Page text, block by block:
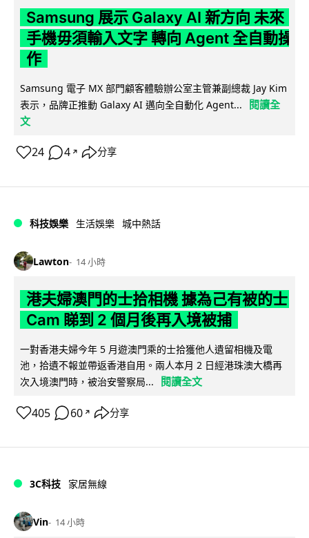
Samsung 展示 Galaxy AI 新方向 未來
手機毋須輸入文字 轉向 Agent 全自動操
作
Samsung 電子 MX 部門顧客體驗辦公室主管兼副總裁 Jay Kim
表示，品牌正推動 Galaxy AI 邁向全自動化 Agent...
閱讀全
文
24 4 ↗ 分享
科技娛樂 生活娛樂 城中熱話
Lawton 14 小時
港夫婦澳門的士拾相機 據為己有被的士
Cam 睇到 2 個月後再入境被捕
一對香港夫婦今年 5 月遊澳門乘的士拾獲他人遺留相機及電
池，拾遺不報並帶返香港自用。兩人本月 2 日經港珠澳大橋再
次入境澳門時，被治安警察局...
閱讀全文
405 60 ↗ 分享
3C科技 家居無線
Vin 14 小時